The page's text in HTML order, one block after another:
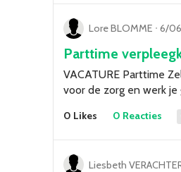
Lore BLOMME ᐧ 6/
Parttime
VACATURE Parttime
voor de zorg en werk
0 Likes 0 Reacties
Liesbeth